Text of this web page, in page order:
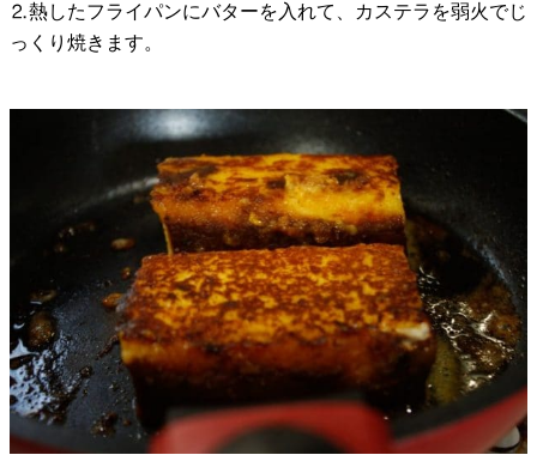
⒉熱したフライパンにバターを入れて、カステラを弱火でじ
っくり焼きます。